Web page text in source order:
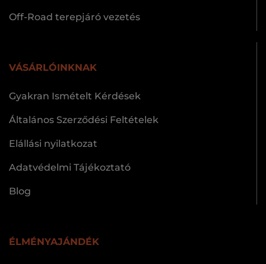
Off-Road terepjáró vezetés
VÁSÁRLÓINKNAK
Gyakran Ismételt Kérdések
Általános Szerződési Feltételek
Elállási nyilatkozat
Adatvédelmi Tájékoztató
Blog
ÉLMÉNYAJÁNDÉK